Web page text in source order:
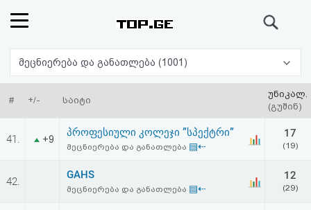
რეიტინგი
(მთავარი)
ფოსტა
მეცნიერება და განათლება (1001)
# +/- საიტი
უნიკალ.
(გუშინ)
41. +9
პროფესიული კოლეჯი ”სპექტრი”
მეცნიერება და განათლება ▤⇠
17
(19)
42.
GAHS
მეცნიერება და განათლება ▤⇠
12
(29)